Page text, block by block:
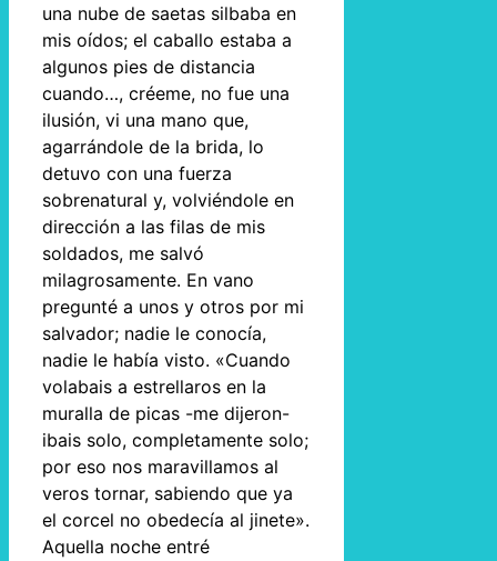
una nube de saetas silbaba en
mis oídos; el caballo estaba a
algunos pies de distancia
cuando…, créeme, no fue una
ilusión, vi una mano que,
agarrándole de la brida, lo
detuvo con una fuerza
sobrenatural y, volviéndole en
dirección a las filas de mis
soldados, me salvó
milagrosamente. En vano
pregunté a unos y otros por mi
salvador; nadie le conocía,
nadie le había visto. «Cuando
volabais a estrellaros en la
muralla de picas -me dijeron-
ibais solo, completamente solo;
por eso nos maravillamos al
veros tornar, sabiendo que ya
el corcel no obedecía al jinete».
Aquella noche entré